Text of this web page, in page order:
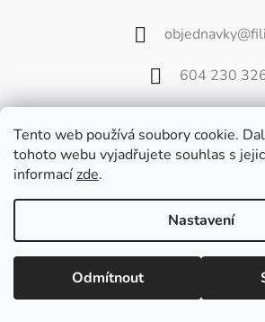
Tento web používá soubory cookie.
tohoto webu vyjadřujete souhlas s
informacízde.
Nastavení
Odmítnout
Vážení zákazníci,
od 27. července do 9. srpna
velkoobchod zavřený z
Poslední balíčky pošleme v
potom až od 10. srpna.
objednavky@
604 230